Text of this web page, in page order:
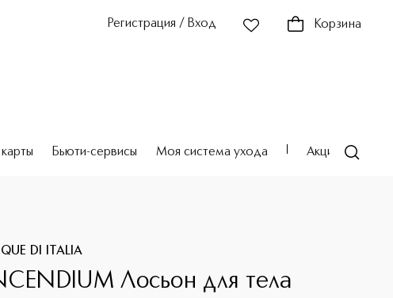
Регистрация / Вход Корзина
Бьюти-сервисы Моя система ухода Акции
DI ITALIA
Лосьон для тела